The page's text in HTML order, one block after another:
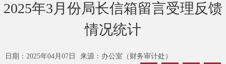
2025年3月份局长信箱留言受理反馈
情况统计
日期：2025年04月07日
来源：办公室（财务审计处）